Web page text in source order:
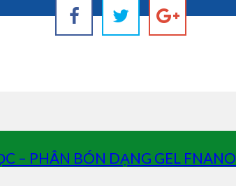
– PHÂN BÓN DẠNG GEL FNANO